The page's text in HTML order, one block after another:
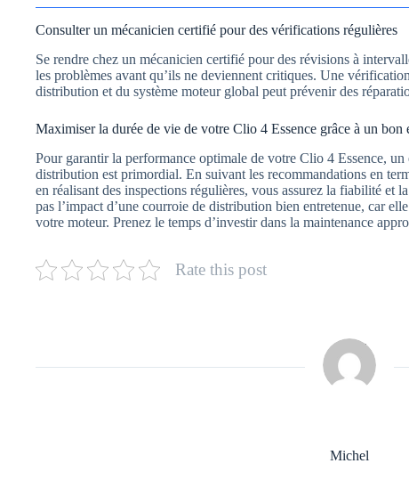
Consulter un mécanicien certifié pour des vérifications régulières
Se rendre chez un mécanicien certifié pour des révisions à
les problèmes avant qu’ils ne deviennent critiques. Une
distribution et du système moteur global peut prévenir des
Maximiser la durée de vie de votre Clio 4 Essence grâce à un bon
Pour garantir la performance optimale de votre Clio 4 Essence,
distribution est primordial. En suivant les recommandations en
en réalisant des inspections régulières, vous assurez la fiabilité et
pas l’impact d’une courroie de distribution bien entretenue, car
votre moteur. Prenez le temps d’investir dans la maintenance
Rate this post
Michel